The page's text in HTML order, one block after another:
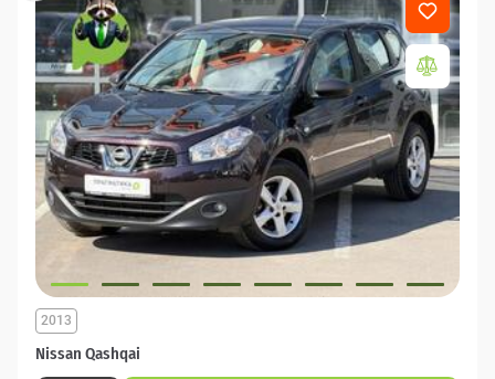
Nissan Qashqai
2013